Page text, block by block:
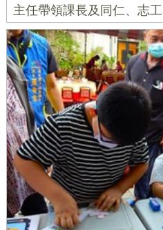
主任帶領課長及同仁、志